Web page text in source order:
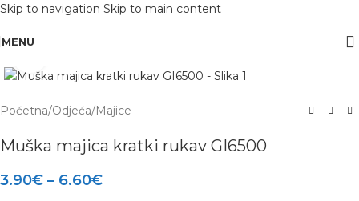
Skip to navigation Skip to main content
OBAVIJEST: Maloprodaja je zatvorena od 10.12. -13.12.2025 radi inventure.
MENU
Početna/Odjeća/Majice
Muška majica kratki rukav GI6500
3.90€ – 6.60€